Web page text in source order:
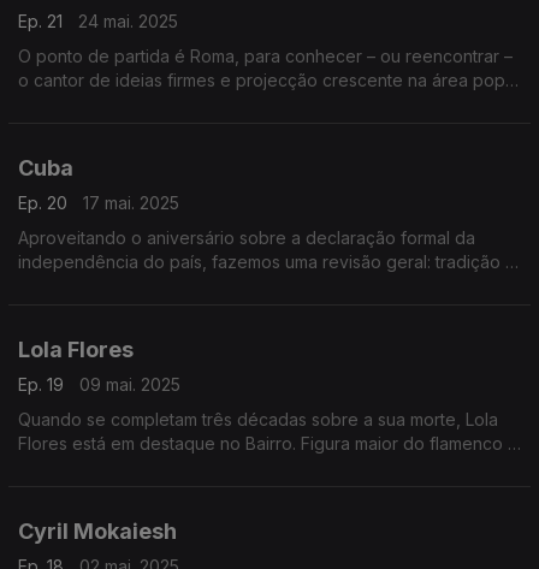
Ep. 21
24 mai. 2025
O ponto de partida é Roma, para conhecer – ou reencontrar –
o cantor de ideias firmes e projecção crescente na área pop,
Cuba
Ep. 20
17 mai. 2025
Aproveitando o aniversário sobre a declaração formal da
independência do país, fazemos uma revisão geral: tradição e
Lola Flores
Ep. 19
09 mai. 2025
Quando se completam três décadas sobre a sua morte, Lola
Flores está em destaque no Bairro. Figura maior do flamenco e
Cyril Mokaiesh